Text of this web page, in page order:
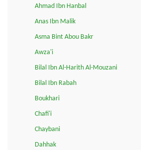
Ahmad Ibn Hanbal
Anas Ibn Malik
Asma Bint Abou Bakr
Awza'i
Bilal Ibn Al-Harith Al-Mouzani
Bilal Ibn Rabah
Boukhari
Chafi'i
Chaybani
Dahhak